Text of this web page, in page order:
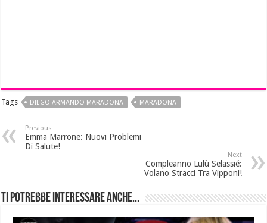
Tags DIEGO ARMANDO MARADONA MARADONA
Previous
Emma Marrone: Nuovi Problemi
Di Salute!
Next
Compleanno Lulù Selassié:
Volano Stracci Tra Vipponi!
Ti potrebbe interessare anche...